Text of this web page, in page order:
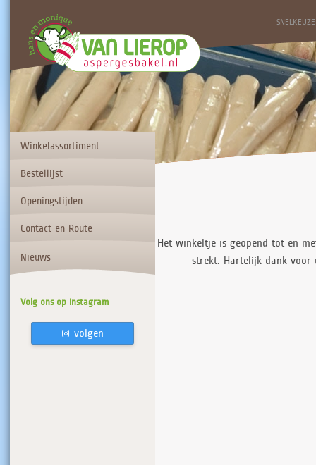
SNELKEUZE
Winkelassortiment
Bestellijst
Openingstijden
Contact en Route
Nieuws
Volg ons op Instagram
volgen
Het winkeltje is geopend tot en
strekt. Hartelijk dank voor